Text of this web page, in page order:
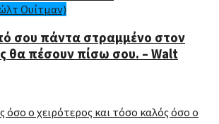
Ουίτμαν)
σου πάντα στραμμένο στον
θα πέσουν πίσω σου. – Walt